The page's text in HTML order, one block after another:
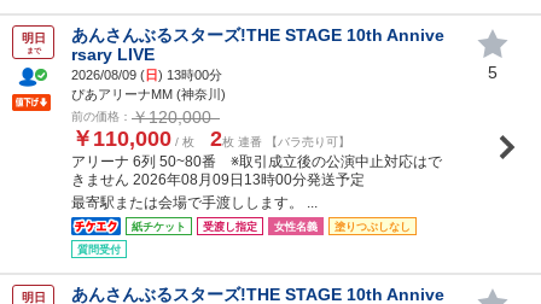
明日
まで
あんさんぶるスターズ!THE STAGE 10th Annive
rsary LIVE
2026/08/09 (日) 13時00分
ぴあアリーナMM (神奈川)
前の価格： ￥120,000
￥110,000 / 枚 2枚 連番 【バラ売り可】
アリーナ 6列 50~80番 ※取引成立後の公演中止対応はで
きません 2026年08月09日13時00分発送予定
最寄駅または会場で手渡しします。 ...
紙チケット 受渡し指定 女性名義
塗りつぶしなし
質問受付
5
明日
あんさんぶるスターズ!THE STAGE 10th Annive